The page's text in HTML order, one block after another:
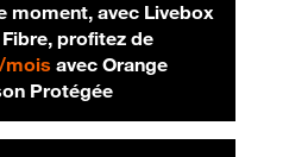
moment, avec Livebox
profitez de
mois20 € par mois
avec Orange
Protégée